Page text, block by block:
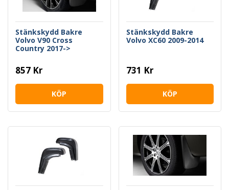
Stänkskydd Bakre
Volvo V90 Cross
Country 2017->
857 Kr
KÖP
Stänkskydd Bakre
Volvo XC60 2009-2014
731 Kr
KÖP